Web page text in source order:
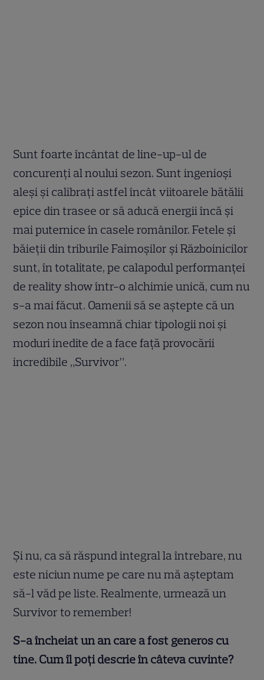
Sunt foarte încântat de line-up-ul de
concurenți al noului sezon. Sunt ingenioși
aleși și calibrați astfel încât viitoarele bătălii
epice din trasee or să aducă energii încă și
mai puternice în casele românilor. Fetele și
băieții din triburile Faimoșilor și Războinicilor
sunt, în totalitate, pe calapodul performanței
de reality show într-o alchimie unică, cum nu
s-a mai făcut. Oamenii să se aștepte că un
sezon nou înseamnă chiar tipologii noi și
moduri inedite de a face față provocării
incredibile „Survivor”.
Și nu, ca să răspund integral la întrebare, nu
este niciun nume pe care nu mă așteptam
să-l văd pe liste. Realmente, urmează un
Survivor to remember!
S-a încheiat un an care a fost generos cu
tine. Cum îl poți descrie în câteva cuvinte?